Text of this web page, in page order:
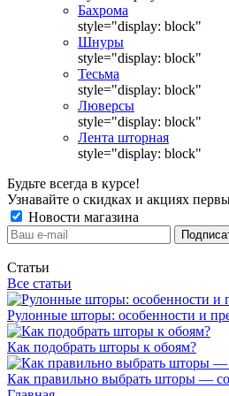
Бахрома
style="display: block"
Шнуры
style="display: block"
Тесьма
style="display: block"
Люверсы
style="display: block"
Лента шторная
style="display: block"
Будьте всегда в курсе!
Узнавайте о скидках и акциях
Новости магазина
Статьи
Все статьи
Рулонные шторы: особенности и
Как подобрать шторы к обоям?
Как правильно выбрать шторы —